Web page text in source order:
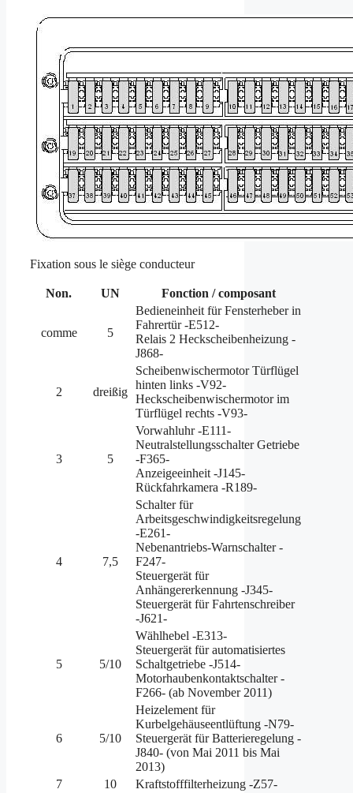
Fixation sous le siège conducteur
Non. UN Fonction / composant
comme 5
Bedieneinheit für Fensterheber in
Fahrertür -E512-
Relais 2 Heckscheibenheizung -
J868-
2 dreißig
Scheibenwischermotor Türflügel
hinten links -V92-
Heckscheibenwischermotor im
Türflügel rechts -V93-
3 5
Vorwahluhr -E111-
Neutralstellungsschalter Getriebe
-F365-
Anzeigeeinheit -J145-
Rückfahrkamera -R189-
4 7,5
Schalter für
Arbeitsgeschwindigkeitsregelung
-E261-
Nebenantriebs-Warnschalter -
F247-
Steuergerät für
Anhängererkennung -J345-
Steuergerät für Fahrtenschreiber
-J621-
5 5/10
Wählhebel -E313-
Steuergerät für automatisiertes
Schaltgetriebe -J514-
Motorhaubenkontaktschalter -
F266- (ab November 2011)
6 5/10
Heizelement für
Kurbelgehäuseentlüftung -N79-
Steuergerät für Batterieregelung -
J840- (von Mai 2011 bis Mai
2013)
7
10 Kraftstofffilterheizung -Z57-